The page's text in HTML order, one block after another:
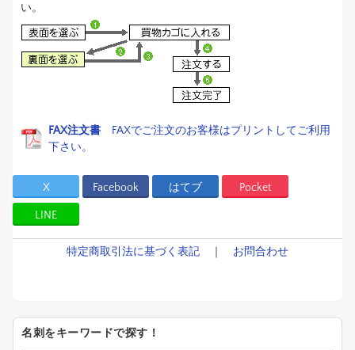
い。
FAX注文書 FAXでご注文のお客様はプリントしてご利用
下さい。
X Facebook はてブ Pocket
LINE
特定商取引法に基づく表記 お問合わせ
名刺をキーワードで探す！